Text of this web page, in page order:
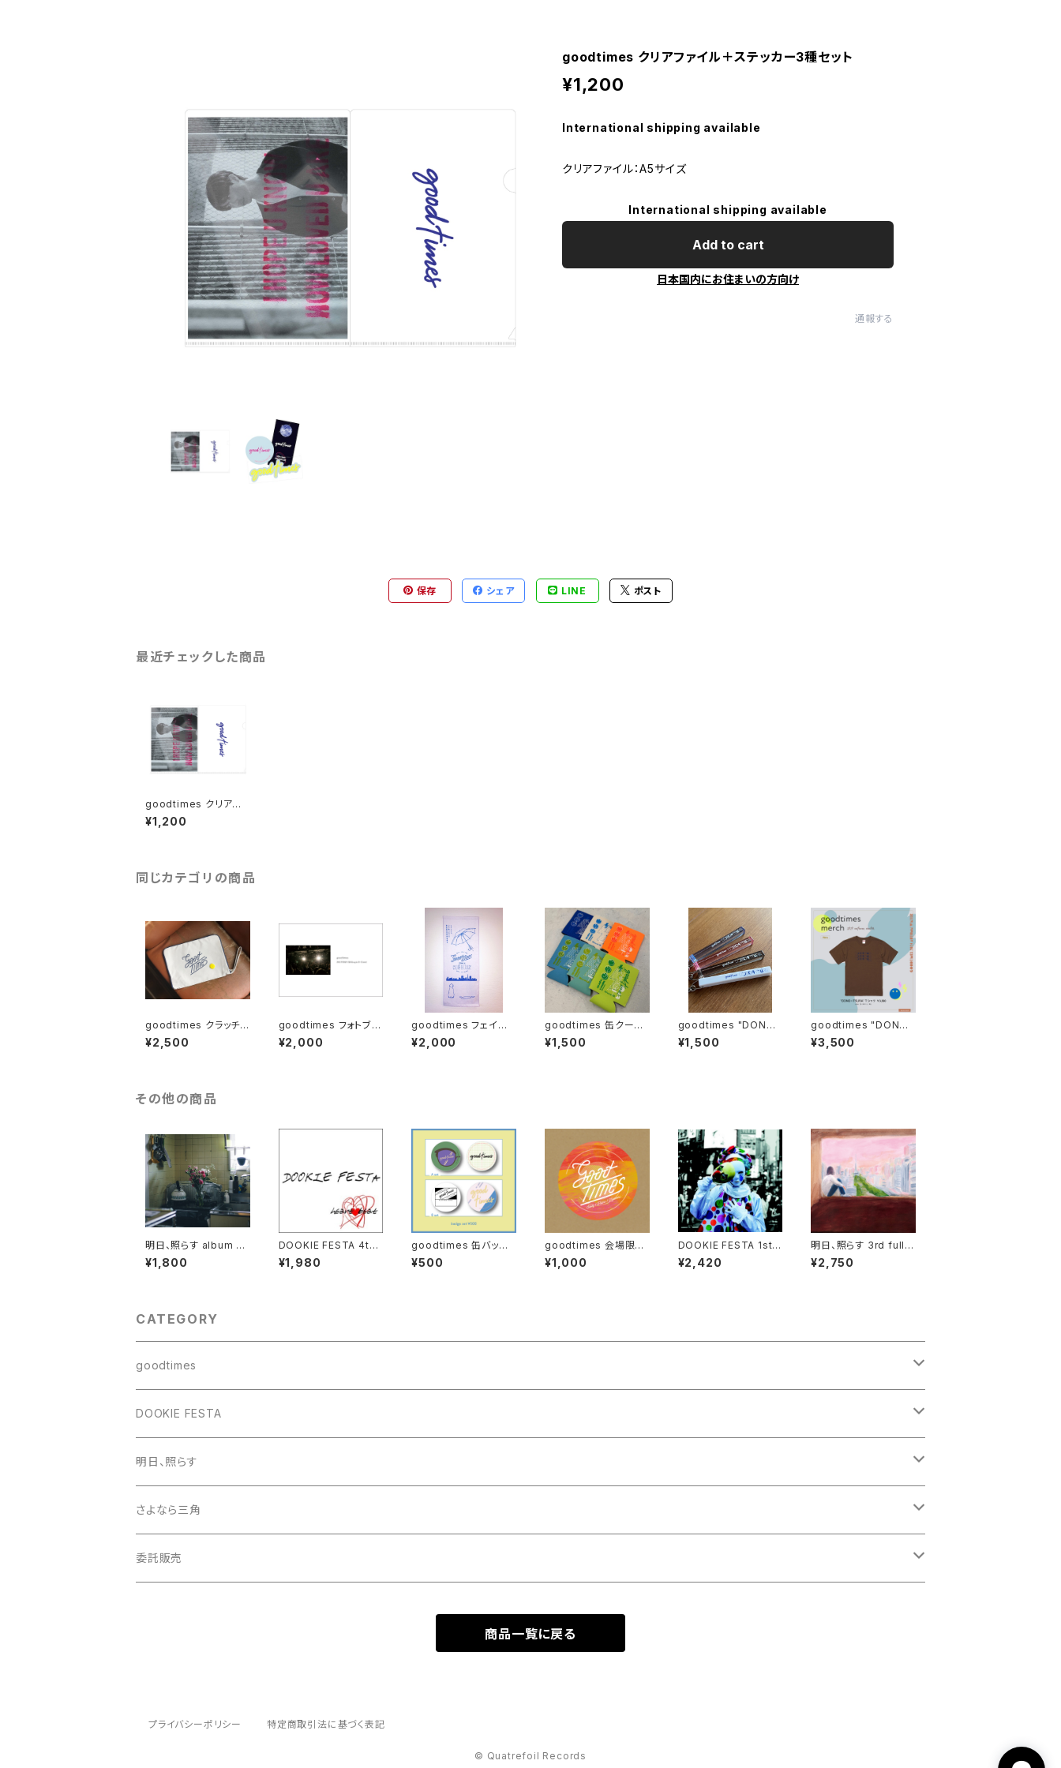
goodtimes クリアファイル＋ステッカー3種セット
¥1,200
International shipping available
クリアファイル：A5サイズ
International shipping available
Add to cart
日本国内にお住まいの方向け
通報する
保存 シェア LINE ポスト
最近チェックした商品
goodtimes クリアファ
イル＋ステッカー3種セ
ット
¥1,200
同じカテゴリの商品
goodtimes クラッチバ
ック（缶バッジ付き）
¥2,500
goodtimes フォトブッ
ク
¥2,000
goodtimes フェイスタ
オル
¥2,000
goodtimes 缶クージ
ー
¥1,500
goodtimes "DONO
ϟ TSURA" ホテルキー
ホルダー
¥1,500
goodtimes "DONO
ϟ TSURA" Tシャツ
¥3,500
その他の商品
明日、照らす album "T
he Drama Summer"
¥1,800
DOOKIE FESTA 4th
mini album "heart b
eat"
¥1,980
goodtimes 缶バッジ
セット
¥500
goodtimes 会場限定
EP2
¥1,000
DOOKIE FESTA 1st f
ull album "sarcasm"
¥2,420
明日、照らす 3rd full a
lbum "Permanent C
ollection"
¥2,750
CATEGORY
goodtimes
CD
goods
DVD
DOOKIE FESTA
CD
明日、照らす
CD
goods
さよなら三角
CD
委託販売
商品一覧に戻る
プライバシーポリシー 特定商取引法に基づく表記
© Quatrefoil Records